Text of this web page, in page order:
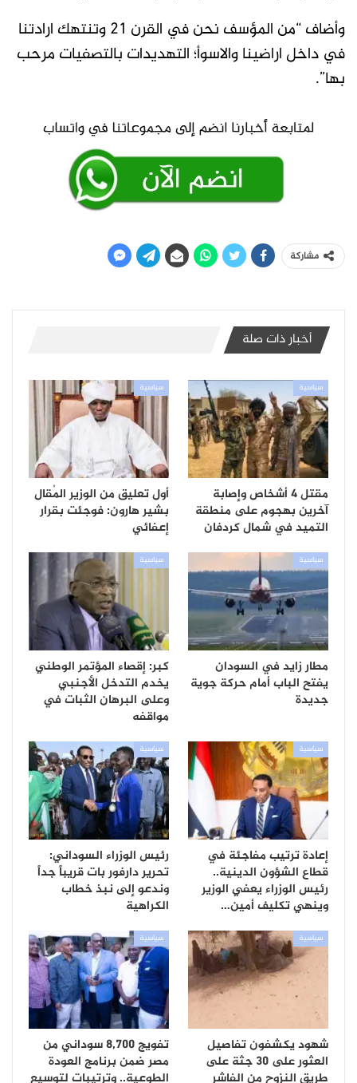
وأضاف “من المؤسف نحن في القرن 21 وتنتهك ارادتنا
في داخل اراضينا والاسوأ؛ التهديدات بالتصفيات مرحب
بها”.
مشاركة
أخبار ذات صلة
سياسية
مقتل 4 أشخاص وإصابة
آخرين بهجوم على منطقة
التميد في شمال كردفان
سياسية
أول تعليق من الوزير المُقال
بشير هارون: فوجئت بقرار
إعفائي
سياسية
مطار زايد في السودان
يفتح الباب أمام حركة جوية
جديدة
سياسية
كبر: إقصاء المؤتمر الوطني
يخدم التدخل الأجنبي
وعلى البرهان الثبات في
مواقفه
سياسية
إعادة ترتيب مفاجئة في
قطاع الشؤون الدينية..
رئيس الوزراء يعفي الوزير
وينهي تكليف أمين…
سياسية
رئيس الوزراء السوداني:
تحرير دارفور بات قريباً جداً
وندعو إلى نبذ خطاب
الكراهية
سياسية
شهود يكشفون تفاصيل
العثور على 30 جثة على
طريق النزوح من الفاشر
سياسية
تفويج 8,700 سوداني من
مصر ضمن برنامج العودة
الطوعية.. وترتيبات لتوسيع